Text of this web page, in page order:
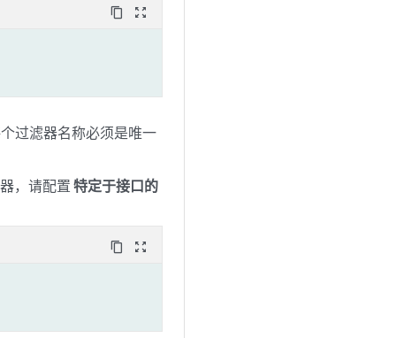
content_copy zoom_out_map
过滤器名称必须是唯一
，请配置特定于接口的
content_copy zoom_out_map